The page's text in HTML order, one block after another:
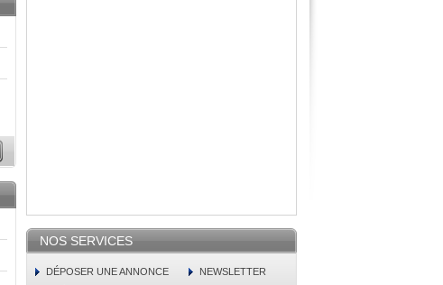
NOS SERVICES
DÉPOSER UNE ANNONCE
NEWSLETTER